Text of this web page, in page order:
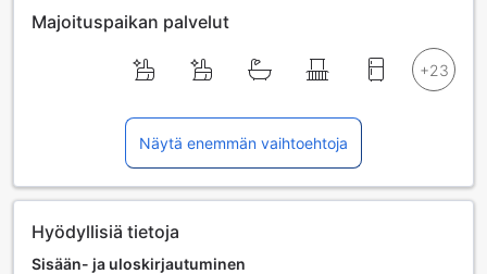
Majoituspaikan palvelut
Näytä enemmän vaihtoehtoja
Hyödyllisiä tietoja
Sisään- ja uloskirjautuminen